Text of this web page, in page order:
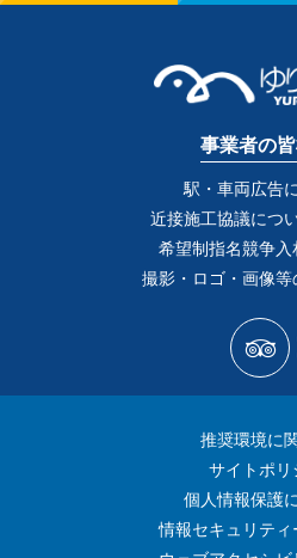
事業者の
駅・車両広告
近接施工協議につ
希望制指名競争入
撮影・ロゴ・画像等
推奨環境に
サイトポリ
個人情報保護
情報セキュリティ